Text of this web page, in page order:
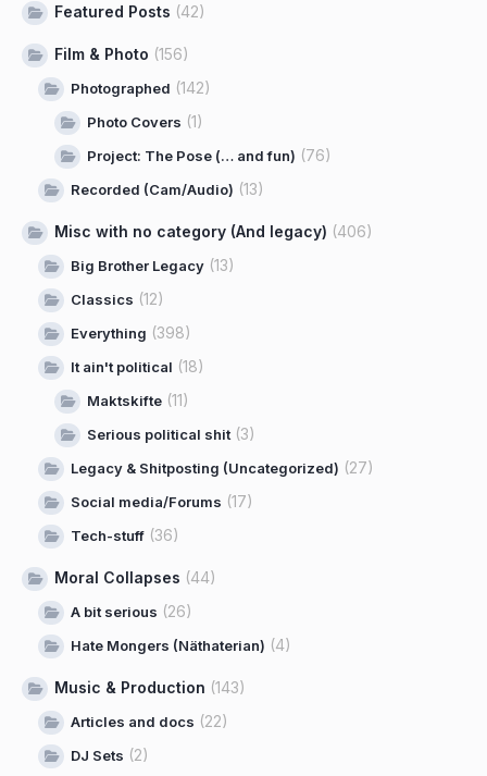
Featured Posts (42)
Film & Photo (156)
Photographed (142)
Photo Covers (1)
Project: The Pose (… and fun) (76)
Recorded (Cam/Audio) (13)
Misc with no category (And legacy) (406)
Big Brother Legacy (13)
Classics (12)
Everything (398)
It ain't political (18)
Maktskifte (11)
Serious political shit (3)
Legacy & Shitposting (Uncategorized) (27)
Social media/Forums (17)
Tech-stuff (36)
Moral Collapses (44)
A bit serious (26)
Hate Mongers (Näthaterian) (4)
Music & Production (143)
Articles and docs (22)
DJ Sets (2)